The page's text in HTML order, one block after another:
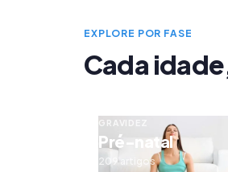
EXPLORE POR FASE
Cada
GRAVIDEZ
Pré-natal
209 artigos